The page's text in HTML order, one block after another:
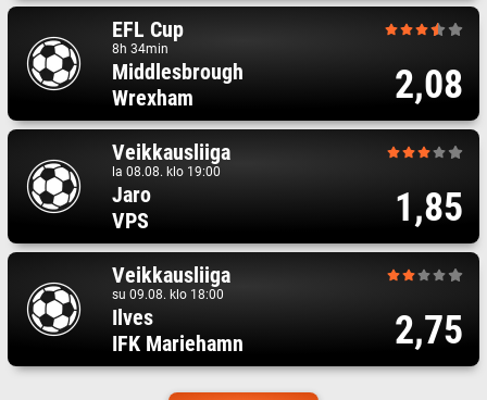
EFL Cup
8h 34min
Middlesbrough
Wrexham
2,08
Veikkausliiga
la 08.08. klo 19:00
Jaro
VPS
1,85
Veikkausliiga
su 09.08. klo 18:00
Ilves
IFK Mariehamn
2,75